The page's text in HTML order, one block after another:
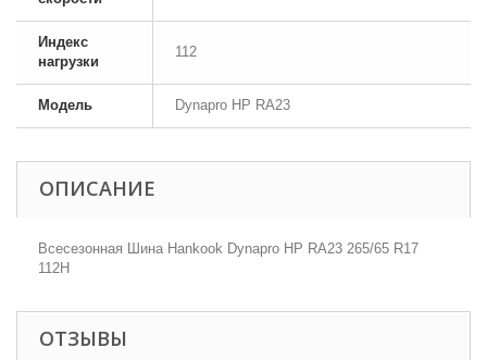
Индекс
нагрузки
112
Модель Dynapro HP RA23
ОПИСАНИЕ
Всесезонная Шина Hankook Dynapro HP RA23 265/65 R17
112H
ОТЗЫВЫ